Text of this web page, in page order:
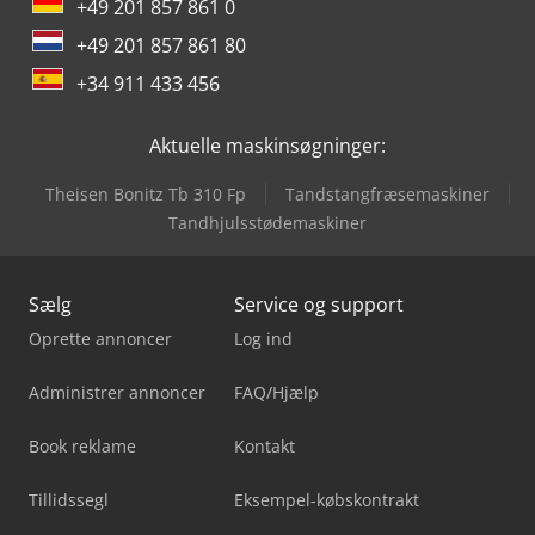
+49 201 857 861 0
+49 201 857 861 80
+34 911 433 456
Aktuelle maskinsøgninger:
Theisen Bonitz Tb 310 Fp
Tandstangfræsemaskiner
Tandhjulsstødemaskiner
Sælg
Oprette annoncer
Administrer annoncer
Book reklame
Tillidssegl
Service og support
Log ind
FAQ/Hjælp
Kontakt
Eksempel-købskontrakt